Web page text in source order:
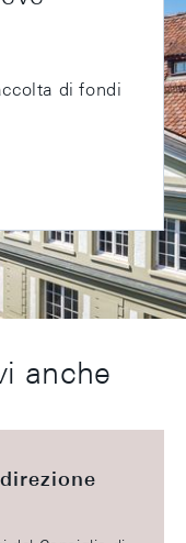
di fondi
anche